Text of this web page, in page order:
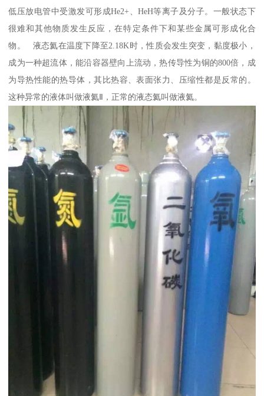
低压放电管中受激发可形成He2+、HeH等离子及分子。一般状态下
很难和其他物质发生反应，在特定条件下和某些金属可形成化合
物。 液态氦在温度下降至2.18K时，性质会发生突变，黏度极小，
成为一种超流体，能沿容器壁向上流动，热传导性为铜的800倍，成
为导热性能的热导体，其比热容、表面张力、压缩性都是反常的。
这种异常的液体叫做液氦Ⅱ，正常的液态氦叫做液氦。